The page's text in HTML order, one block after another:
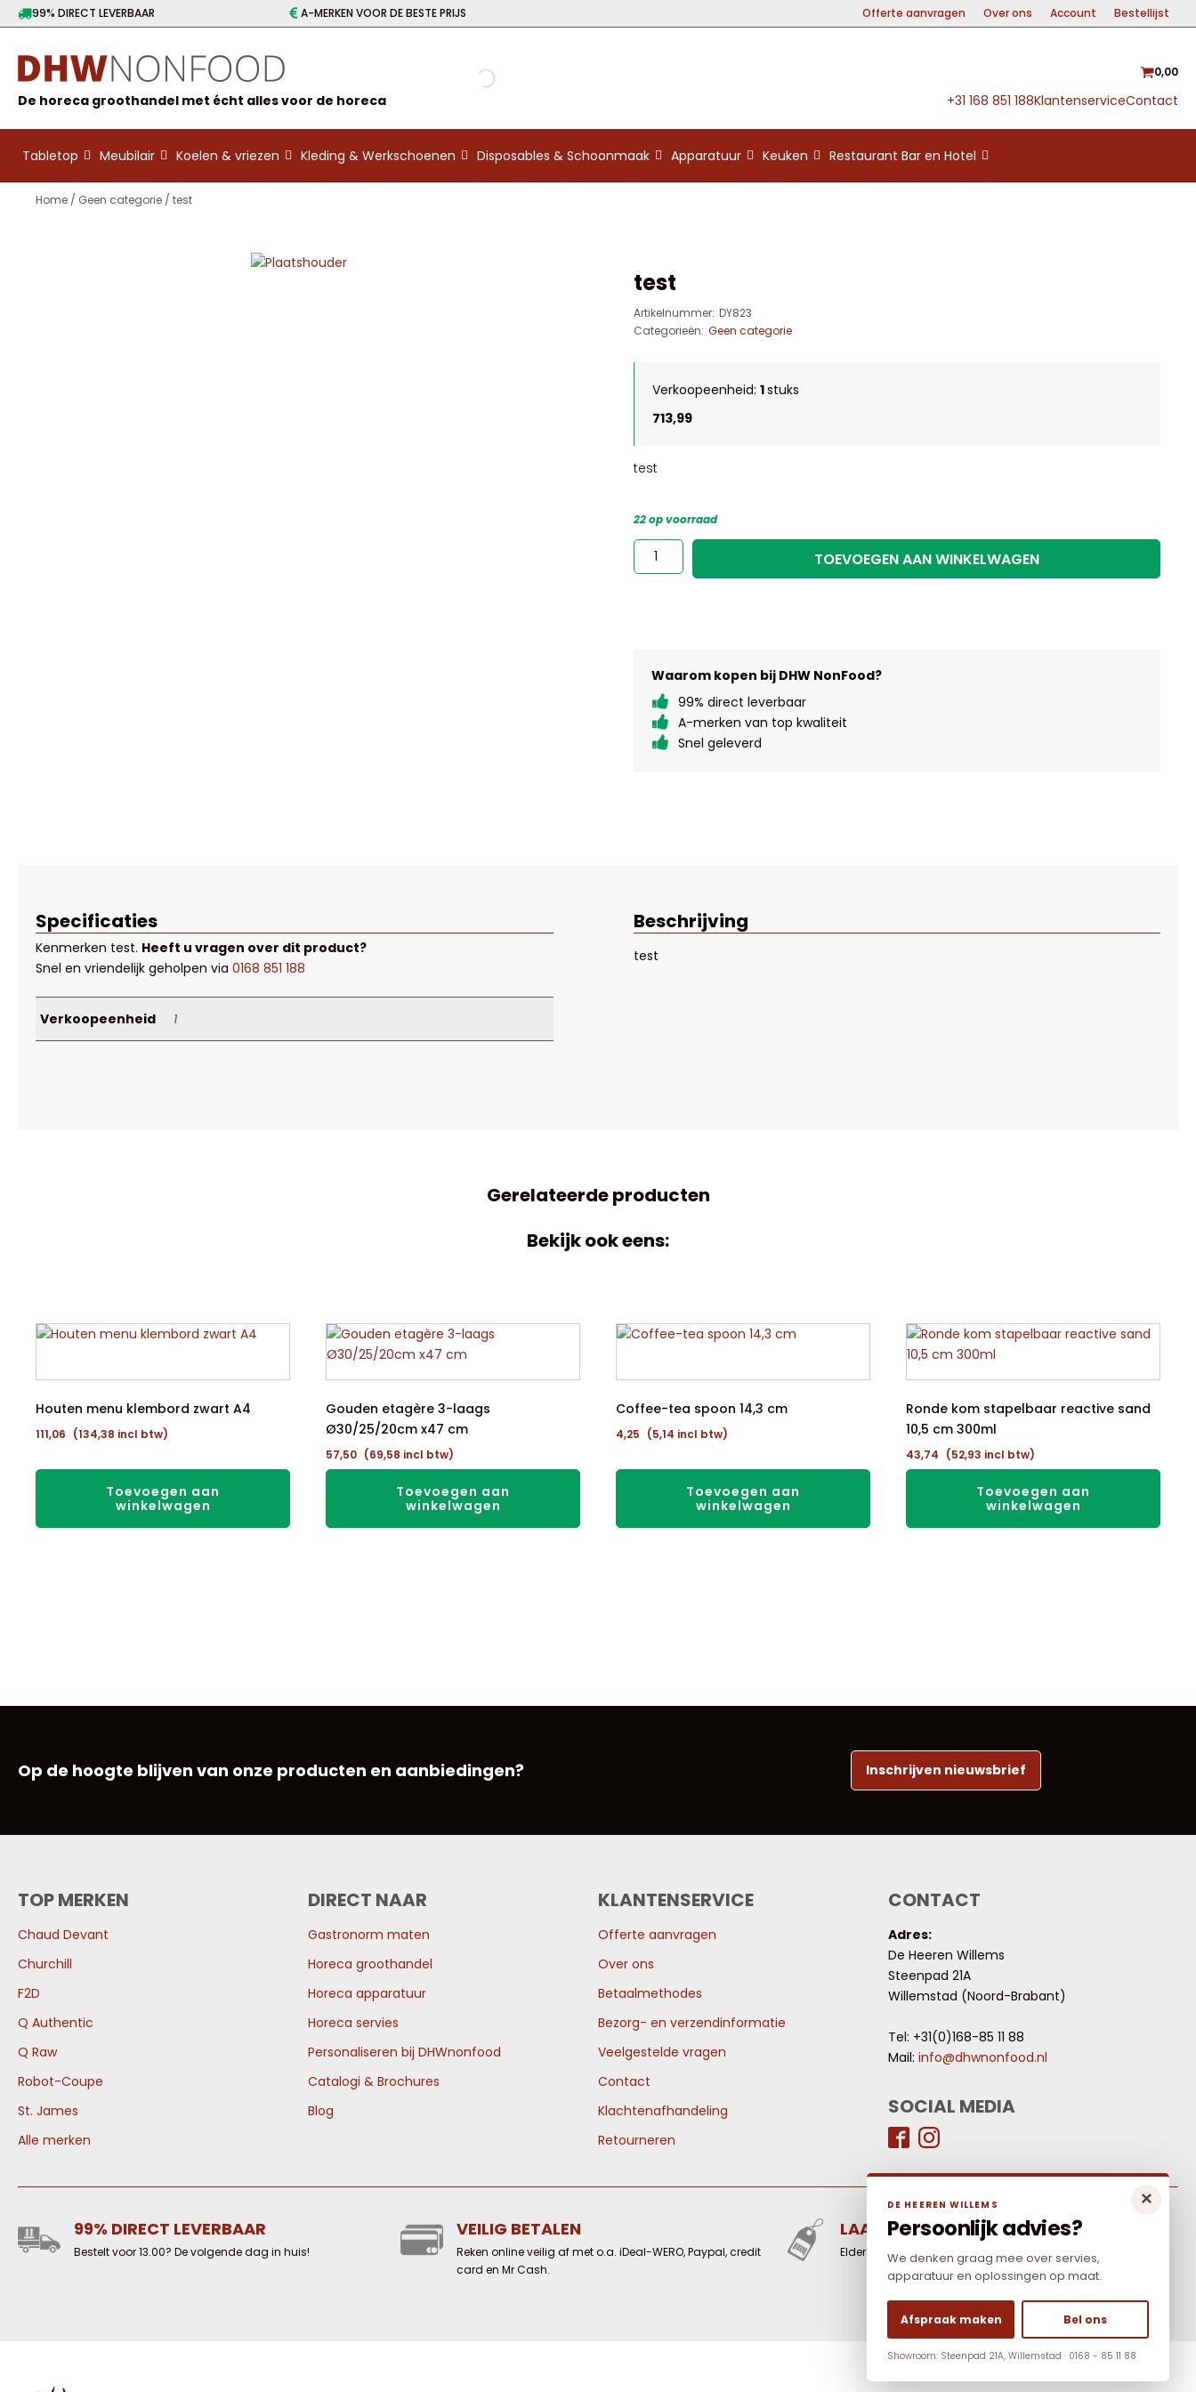
99% DIRECT LEVERBAAR A-MERKEN VOOR DE BESTE PRIJS Offerte aanvragen Over ons Account Bestellijst
De horeca groothandel met écht alles voor de horeca
0,00
+31 168 851 188KlantenserviceContact
Tabletop Meubilair Koelen & vriezen Kleding & Werkschoenen Disposables & Schoonmaak Apparatuur Keuken Restaurant Bar en Hotel
Home / Geen categorie / test
test
Artikelnummer: DY823
Categorieën: Geen categorie
Verkoopeenheid: 1stuks
713,99
test
22 op voorraad
aantal
TOEVOEGEN AAN WINKELWAGEN
Waarom kopen bij DHW NonFood?
99% direct leverbaar
A-merken van top kwaliteit
Snel geleverd
Beschrijving
test
Specificaties
Kenmerken test. Heeft u vragen over dit product?
Snel en vriendelijk geholpen via 0168 851 188
Verkoopeenheid 1
Gerelateerde producten
Bekijk ook eens:
Houten menu klembord zwart A4
111,06 (134,38 incl btw)
Toevoegen aan
winkelwagen
Gouden etagère 3-laags
Ø30/25/20cm x47 cm
57,50 (69,58 incl btw)
Toevoegen aan
winkelwagen
Coffee-tea spoon 14,3 cm
4,25 (5,14 incl btw)
Toevoegen aan
winkelwagen
Ronde kom stapelbaar reactive sand
10,5 cm 300ml
43,74 (52,93 incl btw)
Toevoegen aan
winkelwagen
Op de hoogte blijven van onze producten en aanbiedingen? Inschrijven nieuwsbrief
TOP MERKEN
Chaud Devant
Churchill
F2D
Q Authentic
Q Raw
Robot-Coupe
St. James
Alle merken
DIRECT NAAR
Gastronorm maten
Horeca groothandel
Horeca apparatuur
Horeca servies
Personaliseren bij DHWnonfood
Catalogi & Brochures
Blog
KLANTENSERVICE
Offerte aanvragen
Over ons
Betaalmethodes
Bezorg- en verzendinformatie
Veelgestelde vragen
Contact
Klachtenafhandeling
Retourneren
CONTACT
Adres:
De Heeren Willems
Steenpad 21A
Willemstad (Noord-Brabant)
Tel: +31(0)168-85 11 88
Mail: info@dhwnonfood.nl
SOCIAL MEDIA
99% DIRECT LEVERBAAR
Bestelt voor 13.00? De volgende dag in huis!
VEILIG BETALEN
Reken online veilig af met o.a. iDeal-WERO, Paypal, credit
card en Mr Cash.
LAAGSTE PRIJS
Elders goedkoper? Neem dan contact met ons op.
×
DE HEEREN WILLEMS
Persoonlijk advies?
We denken graag mee over servies,
apparatuur en oplossingen op maat.
Afspraak maken Bel ons
Showroom: Steenpad 21A, Willemstad · 0168 - 85 11 88